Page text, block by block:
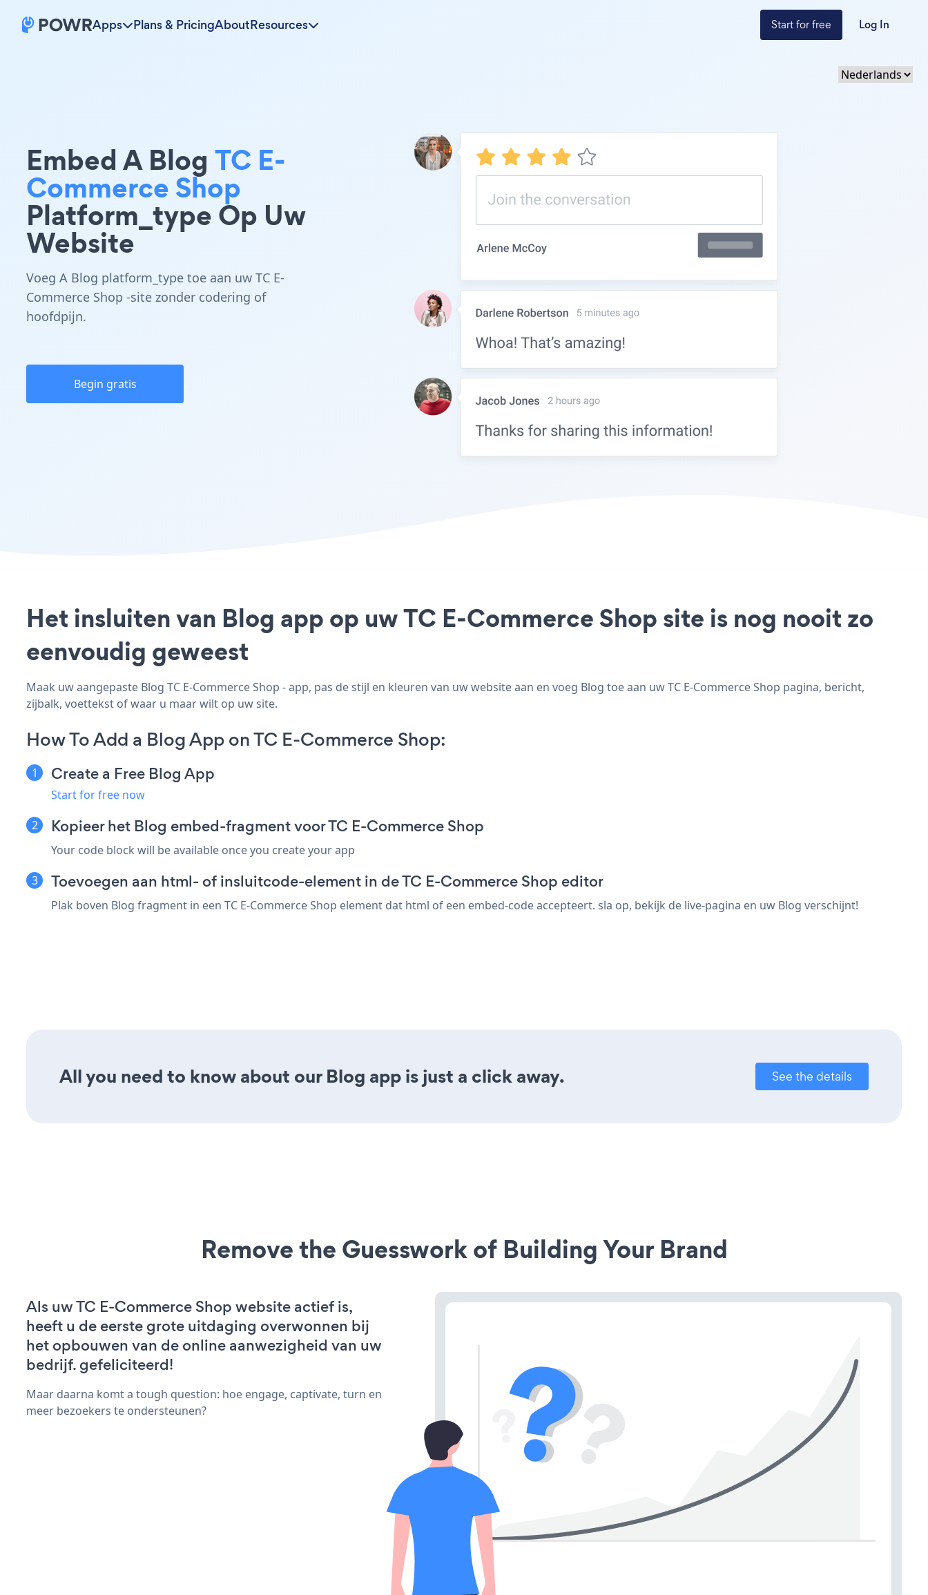
Apps Plans & PricingAboutResources Start for free Log In
Embed A Blog TC E-
Commerce Shop
Platform_type Op Uw
Website
Voeg A Blog platform_type toe aan uw TC E-
Commerce Shop -site zonder codering of
hoofdpijn.
Begin gratis
Het insluiten van Blog app op uw TC E-Commerce Shop site is nog nooit zo
eenvoudig geweest
Maak uw aangepaste Blog TC E-Commerce Shop - app, pas de stijl en kleuren van uw website aan en voeg Blog toe aan uw TC E-Commerce Shop pagina, bericht,
zijbalk, voettekst of waar u maar wilt op uw site.
How To Add a Blog App on TC E-Commerce Shop:
Create a Free Blog App
Start for free now
Kopieer het Blog embed-fragment voor TC E-Commerce Shop
Your code block will be available once you create your app
Toevoegen aan html- of insluitcode-element in de TC E-Commerce Shop editor
Plak boven Blog fragment in een TC E-Commerce Shop element dat html of een embed-code accepteert. sla op, bekijk de live-pagina en uw Blog verschijnt!
All you need to know about our Blog app is just a click away. See the details
Remove the Guesswork of Building Your Brand
Als uw TC E-Commerce Shop website actief is,
heeft u de eerste grote uitdaging overwonnen bij
het opbouwen van de online aanwezigheid van uw
bedrijf. gefeliciteerd!
Maar daarna komt a tough question: hoe engage, captivate, turn en
meer bezoekers te ondersteunen?